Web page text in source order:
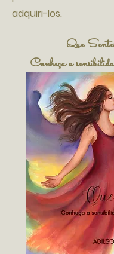
adquiri-los.
Que
Conheça a